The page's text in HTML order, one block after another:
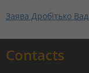
Заява Дробітько
Contacts